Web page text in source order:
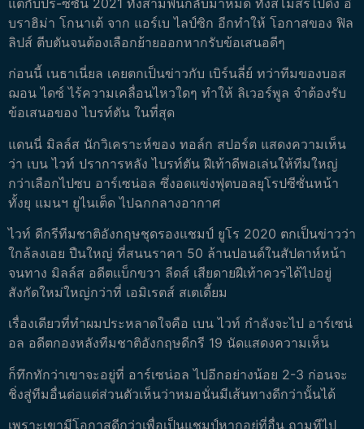
บราฮิม่า โกนาเต้ จาก แอร์เบ ไลป์ซิก อีกทำให้ โอกาสของ ฟิล
ลิปส์ ตีบตันจนต้องเลือกย้ายออกหากรับข้อเสนอดีๆ
ก่อนนี้ เนธาเนี่ยล เคยตกเป็นข่าวกับ เบิร์นลี่ย์ ทว่าทีมของบอส
ฌอน ไดซ์ ไร้ความเคลื่อนไหวใดๆ ทำให้ ลิเวอร์พูล จำต้องรับ
ข้อเสนอของ ไบรท์ตัน ในที่สุด
แดนนี่ มิลล์ส นักวิเคราะห์ของ ทอล์ก สปอร์ต แสดงความเห็น
ว่า เบน ไวท์ ปราการหลัง ไบรท์ตัน ฝีเท้าดีพอเล่นให้ทีมใหญ่
กว่าเลือกไปซบ อาร์เซน่อล ซึ่งอดแข่งฟุตบอลยุโรปซีซั่นหน้า
ทั้งยุ แมนฯ ยูไนเต็ด ไปฉกกลางอากาศ
ไวท์ ดีกรีทีมชาติอังกฤษชุดรองแชมป์ ยูโร 2020 ตกเป็นข่าวว่า
ใกล้ลงเอย ปืนใหญ่ ที่สนนราคา 50 ล้านปอนด์ในสัปดาห์หน้า
จนทาง มิลล์ส อดีตแบ็กขวา ลีดส์ เสียดายฝีเท้าควรได้ไปอยู่
สังกัดใหม่ใหญ่กว่าที่ เอมิเรตส์ สเตเดี้ยม
เรื่องเดียวที่ทำผมประหลาดใจคือ เบน ไวท์ กำลังจะไป อาร์เซน่
อล อดีตกองหลังทีมชาติอังกฤษดีกรี 19 นัดแสดงความเห็น
ก็ทึกทักว่าเขาจะอยู่ที่ อาร์เซน่อล ไปอีกอย่างน้อย 2-3 ก่อนจะ
ชิ่งสู่ทีมอื่นต่อแต่ส่วนตัวเห็นว่าหมอนั่นมีเส้นทางดีกว่านั้นได้
เพราะเขามีโอกาสดีกว่าเพื่อเป็นแชมป์หากอยู่ที่อื่น ถามทีไป